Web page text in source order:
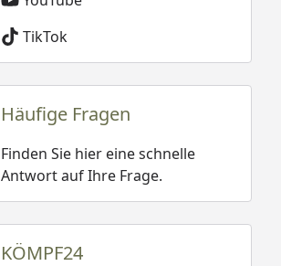
TikTok
Häufige Fragen
Finden Sie hier eine schnelle
Antwort auf Ihre Frage.
KÖMPF24